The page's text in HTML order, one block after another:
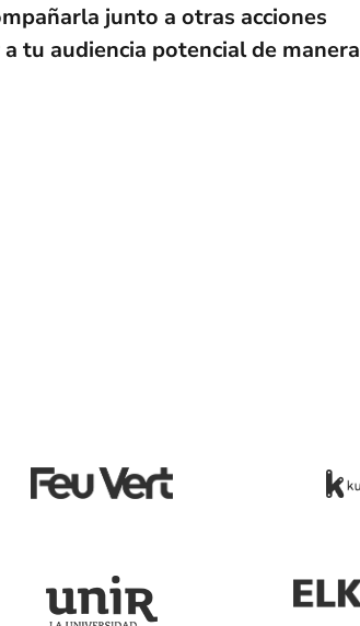
junto a otras acciones
tu audiencia potencial de manera